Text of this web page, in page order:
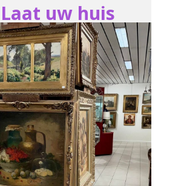
Laat uw huis
leegmaken
Attenhoven, in
het volste
vertrouwen,
met de hulp
van Antiek
Opkoper
Attenhoven